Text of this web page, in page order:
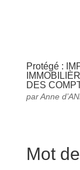
Protégé :
DES
parAnne
Mot